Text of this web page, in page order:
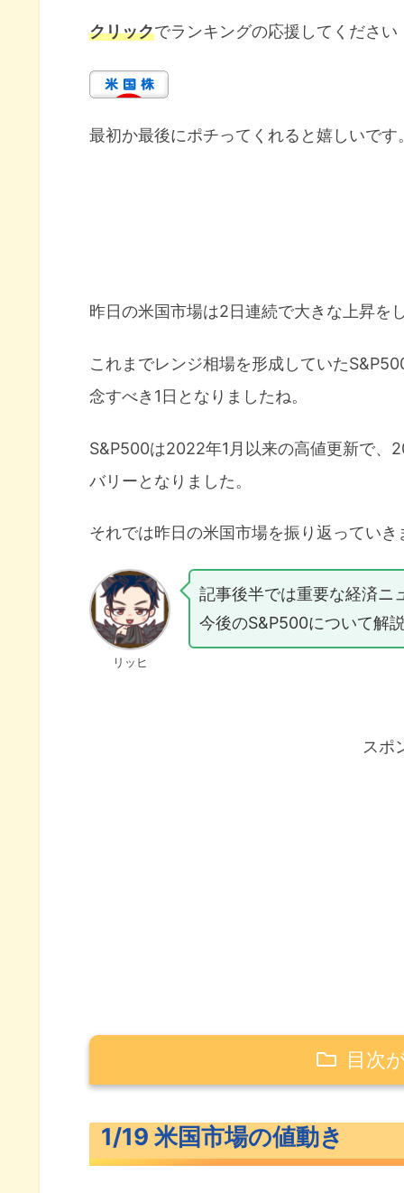
クリックでランキングの応援してください
最初か最後にポチってくれると嬉しいです
昨日の米国市場は2日連続で大きな上昇を
これまでレンジ相場を形成していた
念すべき1日となりましたね。
S&P500は2022年1月以来の高値更新で、
バリーとなりました。
それでは昨日の米国市場を振り返っていき
リッヒ
記事後半では重要な経済ニ
今後のS&P500について解
スポ
目次
米主要3指数の値動き
1/19 米国市場の値動き